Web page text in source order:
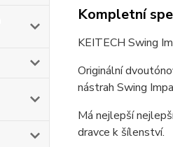
Kompletní
KEITECH Swing
Originální
nástrah Swing
Má nejlepší
dravce k šílenství.